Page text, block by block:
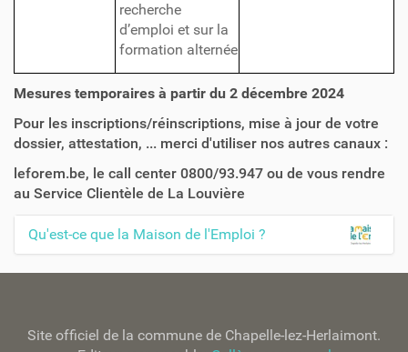
recherche
d’emploi et sur la
formation alternée
Mesures temporaires à partir du 2 décembre 2024
Pour les inscriptions/réinscriptions, mise à jour de votre
dossier, attestation, ... merci d'utiliser nos autres canaux :
leforem.be, le call center 0800/93.947 ou de vous rendre
au Service Clientèle de La Louvière
N
g
Qu'est-ce que la Maison de l'Emploi ?
Site officiel de la commune de Chapelle-lez-Herlaimont.